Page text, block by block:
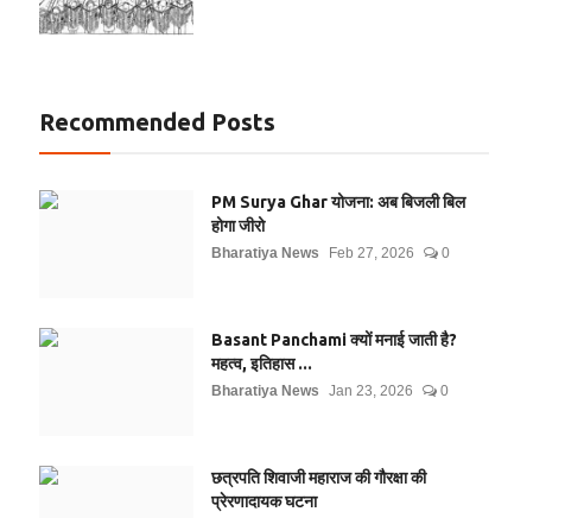
Recommended Posts
PM Surya Ghar योजना: अब बिजली बिल
होगा जीरो
Bharatiya News Feb 27, 2026 0
Basant Panchami क्यों मनाई जाती है?
महत्व, इतिहास ...
Bharatiya News Jan 23, 2026 0
छत्रपति शिवाजी महाराज की गौरक्षा की
प्रेरणादायक घटना